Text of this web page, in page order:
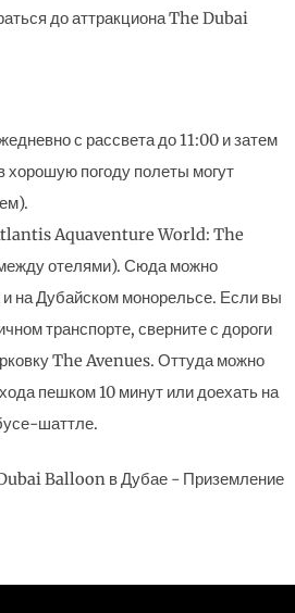
до аттракциона The Dubai
с рассвета до 11:00 и затем
хорошую погоду полеты могут
Aquaventure World: The
отелями). Сюда можно
и на Дубайском монорельсе. Если вы
транспорте, сверните с дороги
The Avenues. Оттуда можно
пешком 10 минут или доехать на
шаттле.